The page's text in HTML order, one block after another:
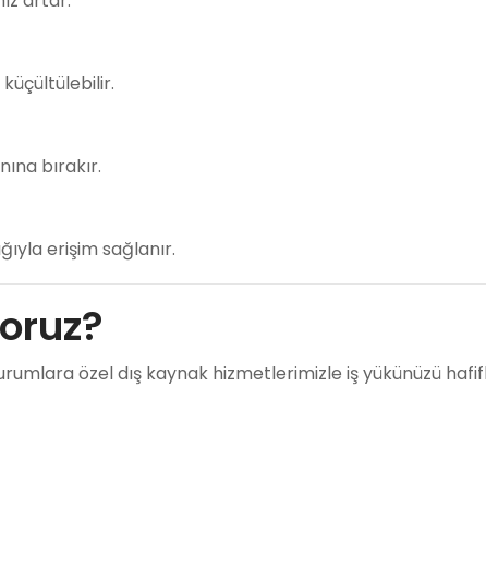
küçültülebilir.
bırakır.
erişim sağlanır.
özel dış kaynak hizmetlerimizle iş yükünüzü